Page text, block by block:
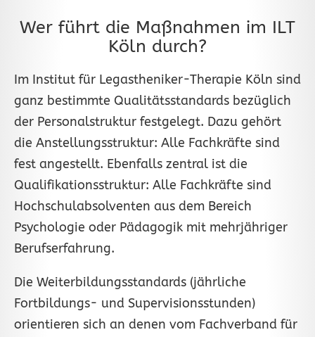
Wer führt die Maßnahmen im ILT
Köln durch?
Im Institut für Legastheniker-Therapie Köln sind
ganz bestimmte Qualitätsstandards bezüglich
der Personalstruktur festgelegt. Dazu gehört
die Anstellungsstruktur: Alle Fachkräfte sind
fest angestellt. Ebenfalls zentral ist die
Qualifikationsstruktur: Alle Fachkräfte sind
Hochschulabsolventen aus dem Bereich
Psychologie oder Pädagogik mit mehrjähriger
Berufserfahrung.
Die Weiterbildungsstandards (jährliche
Fortbildungs- und Supervisionsstunden)
orientieren sich an denen vom Fachverband für